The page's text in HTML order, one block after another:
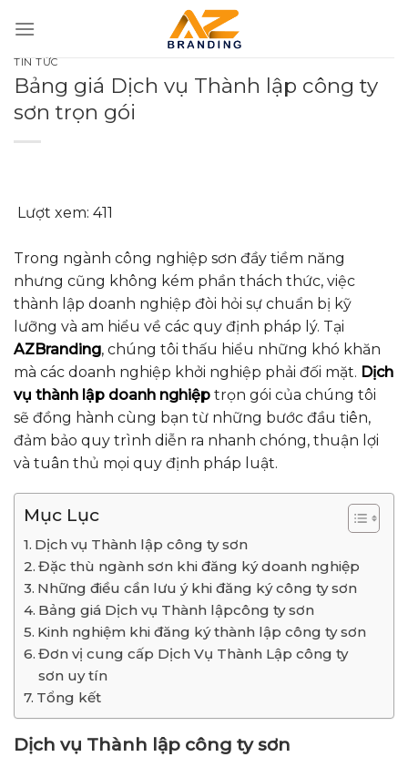
qua
nội
dung
TIN TỨC
Bảng giá Dịch vụ Thành lập công ty
sơn trọn gói
Lượt xem: 411
Trong ngành công nghiệp sơn đầy tiềm năng
nhưng cũng không kém phần thách thức, việc
thành lập doanh nghiệp đòi hỏi sự chuẩn bị kỹ
lưỡng và am hiểu về các quy định pháp lý. Tại
AZBranding, chúng tôi thấu hiểu những khó khăn
mà các doanh nghiệp khởi nghiệp phải đối mặt. Dịch
vụ thành lập doanh nghiệp trọn gói của chúng tôi
sẽ đồng hành cùng bạn từ những bước đầu tiên,
đảm bảo quy trình diễn ra nhanh chóng, thuận lợi
và tuân thủ mọi quy định pháp luật.
Mục Lục
Dịch vụ Thành lập công ty sơn
Đặc thù ngành sơn khi đăng ký doanh nghiệp
Những điều cần lưu ý khi đăng ký công ty sơn
Bảng giá Dịch vụ Thành lậpcông ty sơn
Kinh nghiệm khi đăng ký thành lập công ty sơn
Đơn vị cung cấp Dịch Vụ Thành Lập công ty
sơn uy tín
Tổng kết
Dịch vụ Thành lập công ty sơn